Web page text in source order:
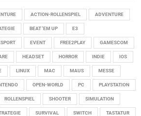
ACTION-ROLLENSPIEL ADVENTURE
BEAT 'EM UP E3
EVENT FREE2PLAY GAMESCOM
HEADSET HORROR INDIE IOS
LINUX MAC MAUS MESSE
OPEN-WORLD PC PLAYSTATION
ROLLENSPIEL SHOOTER SIMULATION
SURVIVAL SWITCH TASTATUR